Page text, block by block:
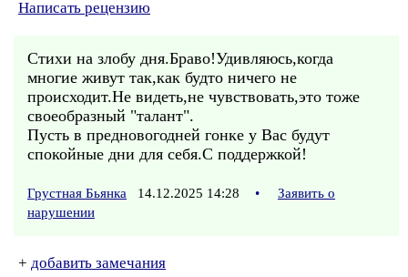
Написать рецензию
Стихи на злобу дня.Браво!Удивляюсь,когда
многие живут так,как будто ничего не
происходит.Не видеть,не чувствовать,это тоже
своеобразный "талант".
Пусть в предновогодней гонке у Вас будут
спокойные дни для себя.С поддержкой!
Грустная Бьянка 14.12.2025 14:28 •
Заявить о
нарушении
+ добавить замечания